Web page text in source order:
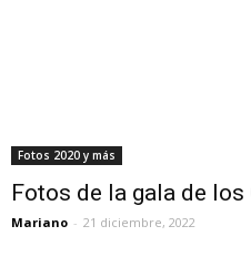
Fotos 2020 y más
Fotos de la gala de los
Mariano - 21 diciembre, 2022